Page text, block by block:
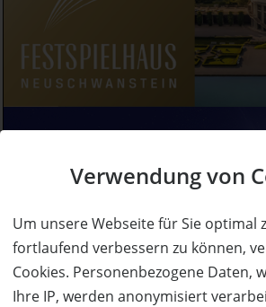
Verwendung von
Um unsere Webseite für Sie optimal
fortlaufend verbessern zu können,
Cookies. Personenbezogene Daten,
Ihre IP, werden anonymisiert